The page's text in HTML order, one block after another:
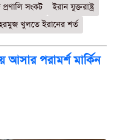
সংকট
ইরান যুক্তরাষ্ট্র
খুলতে ইরানের শর্ত
আসার পরামর্শ মার্কিন